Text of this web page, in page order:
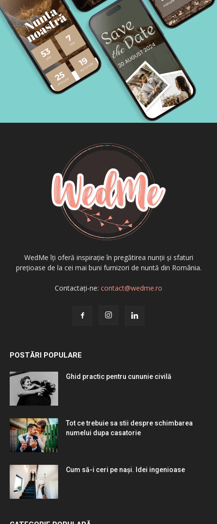
WedMe îți oferă inspirație în pregătirea nunții și sfaturi
prețioase de la cei mai buni furnizori de nuntă din România.
Contactați-ne: contact@wedme.ro
POSTĂRI POPULARE
Ghid practic pentru cununie civilă
Tot ce trebuie sa stii despre schimbarea
numelui dupa casatorie
Cum să-i ceri pe nași. Idei ingenioase